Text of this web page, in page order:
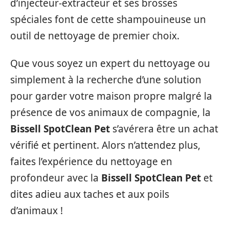
d’injecteur-extracteur et ses brosses
spéciales font de cette shampouineuse un
outil de nettoyage de premier choix.
Que vous soyez un expert du nettoyage ou
simplement à la recherche d’une solution
pour garder votre maison propre malgré la
présence de vos animaux de compagnie, la
Bissell SpotClean Pet s’avérera être un achat
vérifié et pertinent. Alors n’attendez plus,
faites l’expérience du nettoyage en
profondeur avec la Bissell SpotClean Pet et
dites adieu aux taches et aux poils
d’animaux !